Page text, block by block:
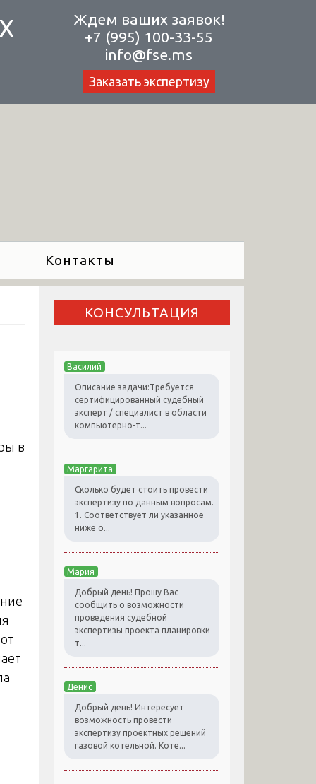
Ждем ваших заявок!
+7 (995) 100-33-55
info@fse.ms
Заказать экспертизу
Контакты
КОНСУЛЬТАЦИЯ
Василий
Описание задачи:Требуется
сертифицированный судебный
эксперт / специалист в области
компьютерно-т...
Маргарита
Сколько будет стоить провести
экспертизу по данным вопросам.
1. Соответствует ли указанное
ниже о...
Мария
Добрый день! Прошу Вас
сообщить о возможности
проведения судебной
экспертизы проекта планировки
т...
Денис
Добрый день! Интересует
возможность провести
экспертизу проектных решений
газовой котельной. Коте...